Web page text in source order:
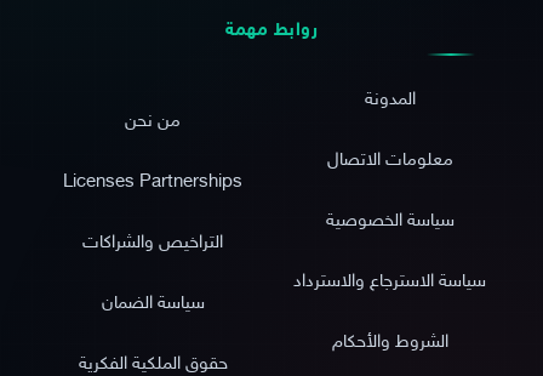
روابط مهمة
المدونة
معلومات الاتصال
سياسة الخصوصية
سياسة الاسترجاع والاسترداد
الشروط والأحكام
من نحن
Licenses Partnerships
التراخيص والشراكات
سياسة الضمان
حقوق الملكية الفكرية